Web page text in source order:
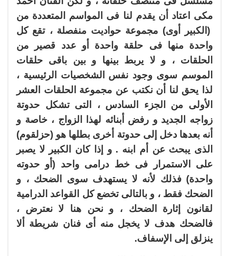
مكى اعتاد أن يقدم لنا فى المواسم المتعددة من
(الكبير أوى) مجموعة حواديت منفصلة ، تقع كل
واحدة منها فى حلقة واحدة أو عدد قصير من
الحلقات ، و لا يربط بينها و بين باقى حلقات
الموسم سوى وجود نفس الشخصيات الرئيسية ،
لذا يحق لنا أن نكتب عن مجموعة الحلقات العشر
الأولى من الجزء السادس ، التى تشكل حدوتة
زواجه الجديد و رفض أبنائه لهذا الزواج ، خاصة و
أنه بعدها دخل إلى حدوتة أخرى بطلها هو (حزلقوم)
الذى يبحث عن أم ابنه . و إذا كان الكبير لا يصبر
على الاستمرار فى خط درامى واحد (أو حدوته
واحدة) فذلك لأنه لا يستهدف سوى الضحك ، و
الضحك فقط ، و بالتالى تخضع كل القواعد الدرامية
لقانون إثارة الضحك ، و نحن هنا لا نعترض ،
فالضحك هدف لا يخجل منه أى فنان شريطة ألا
ينزلق إلى الإسفاف.